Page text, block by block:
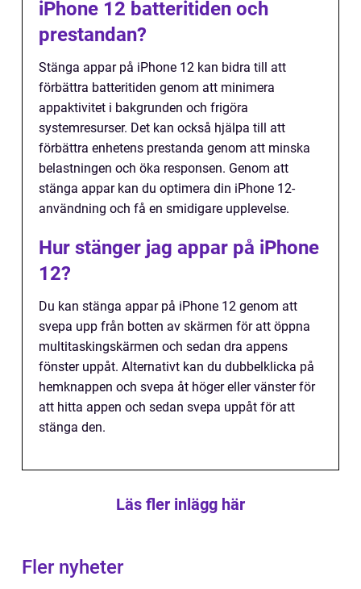
iPhone 12 batteritiden och
prestandan?
Stänga appar på iPhone 12 kan bidra till att
förbättra batteritiden genom att minimera
appaktivitet i bakgrunden och frigöra
systemresurser. Det kan också hjälpa till att
förbättra enhetens prestanda genom att minska
belastningen och öka responsen. Genom att
stänga appar kan du optimera din iPhone 12-
användning och få en smidigare upplevelse.
Hur stänger jag appar på iPhone
12?
Du kan stänga appar på iPhone 12 genom att
svepa upp från botten av skärmen för att öppna
multitaskingskärmen och sedan dra appens
fönster uppåt. Alternativt kan du dubbelklicka på
hemknappen och svepa åt höger eller vänster för
att hitta appen och sedan svepa uppåt för att
stänga den.
Läs fler inlägg här
Fler nyheter